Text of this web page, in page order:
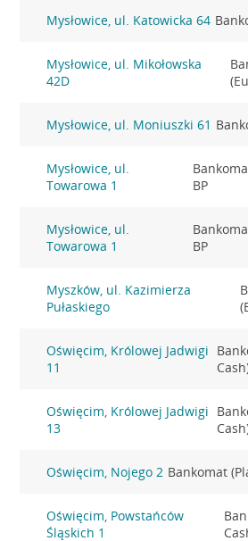
Mysłowice, ul. Katowicka 64
Mysłowice, ul. Mikołowska
42D
Mysłowice, ul. Moniuszki 61
Mysłowice, ul.
Towarowa 1
BP
Mysłowice, ul.
Towarowa 1
BP
Myszków, ul. Kazimierza
Pułaskiego
Oświęcim, Królowej Jadwigi
11
Oświęcim, Królowej Jadwigi
13
Oświęcim, Nojego 2 Bankomat
Oświęcim, Powstańców
Śląskich 1